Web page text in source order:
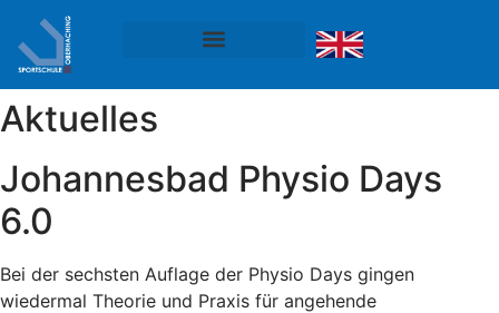
Aktuelles
Johannesbad Physio Days
6.0
Bei der sechsten Auflage der Physio Days gingen
wiedermal Theorie und Praxis für angehende